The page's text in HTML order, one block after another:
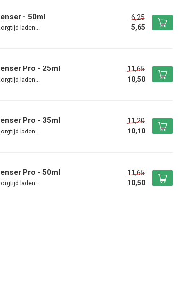
- 50ml
6,25
5,65
Pro - 25ml
11,65
10,50
Pro - 35ml
11,20
10,10
Pro - 50ml
11,65
10,50